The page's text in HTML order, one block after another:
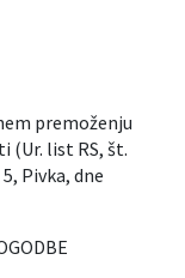
premoženju
(Ur. list RS, št.
Pivka, dne